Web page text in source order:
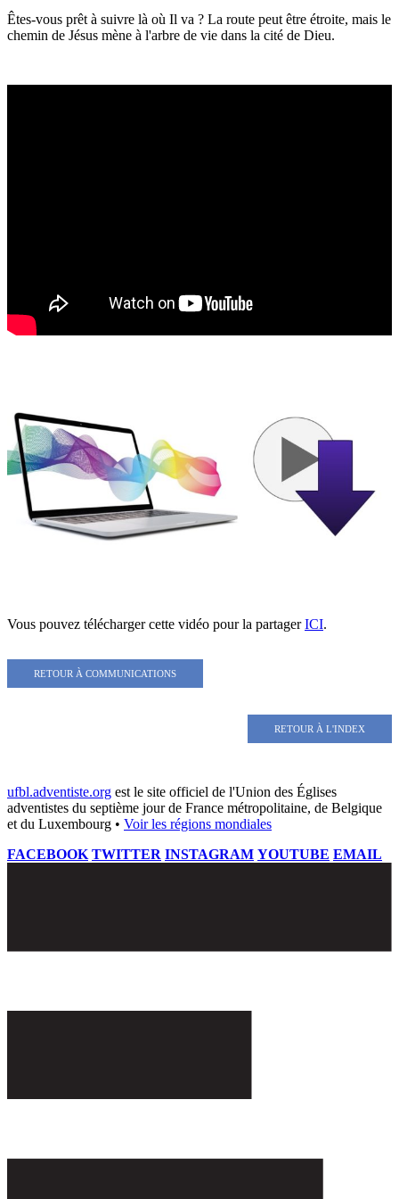
Êtes-vous prêt à suivre là où Il va ? La route peut être étroite, mais le
chemin de Jésus mène à l'arbre de vie dans la cité de Dieu.
Vous pouvez télécharger cette vidéo pour la partagerICI.
RETOUR À COMMUNICATIONS
RETOUR À L'INDEX
ufbl.adventiste.org est le site officiel de l'Union des Églises
adventistes du septième jour de France métropolitaine, de Belgique
et du Luxembourg • Voir les régions mondiales
FACEBOOK TWITTER INSTAGRAM YOUTUBE EMAIL